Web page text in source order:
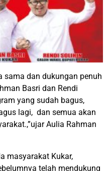
sama dan dukungan penuh
Basri dan Rendi
yang sudah bagus,
lagi, dan semua akan
Aulia Rahman
masyarakat Kukar,
telah mendukung